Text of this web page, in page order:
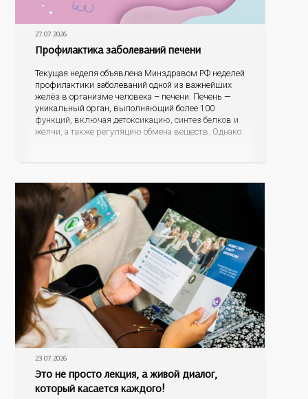
27.07.2026
Профилактика заболеваний печени
Текущая неделя объявлена Минздравом РФ неделей
профилактики заболеваний одной из важнейших
желёз в организме человека – печени. Печень —
уникальный орган, выполняющий более 100
функций, включая детоксикацию, синтез белков и
желчи, а также регуляцию обмена веществ. Однако
23.07.2026
Это не просто лекция, а живой диалог,
который касается каждого!